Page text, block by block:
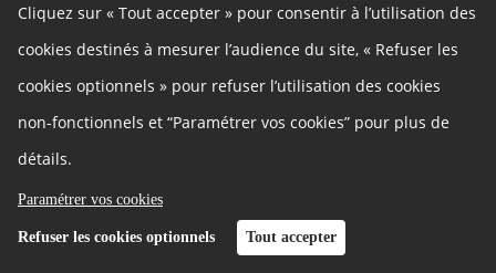
Cliquez sur « Tout accepter » pour consentir à l’utilisation des
cookies destinés à mesurer l’audience du site, « Refuser les
cookies optionnels » pour refuser l’utilisation des cookies
non-fonctionnels et “Paramétrer vos cookies” pour plus de
détails.
Paramétrer vos cookies
Refuser les cookies optionnels Tout accepter